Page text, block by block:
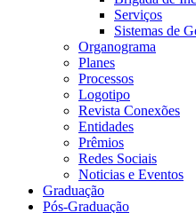
Serviços
Sistemas de
Organograma
Planes
Processos
Logotipo
Revista Conexões
Entidades
Prêmios
Redes Sociais
Noticias e Eventos
Graduação
Pós-Graduação